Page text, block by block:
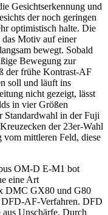
Gesichtserkennung und
der noch geringen
optimistisch halte. Die
Motiv auf einer
bewegt. Sobald
Bewegung zur
der frühe Kontrast-AF
soll und läuft ins
nicht gezeigt, lässt
in vier Größen
Standardwahl in der Fuji
der 23er-Wahl
mittleren Feld, diese
OM-D E-M1 bot
eine Art
DMC GX80 und G80
DFD-AF-Verfahren. DFD
Unschärfe. Durch